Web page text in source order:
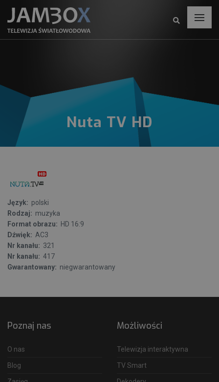
Nuta TV HD
Język: polski
Rodzaj: muzyka
Format obrazu: HD 16:9
Dźwięk: AC3
Nr kanału: 321
Nr kanału: 417
Gwarantowany: niegwarantowany
Poznaj nas
O nas
Blog
Możliwości
Telewizja interaktywna
TV Smart